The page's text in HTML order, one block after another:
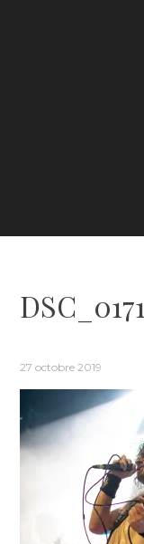
DSC_0171
27 octobre 2019